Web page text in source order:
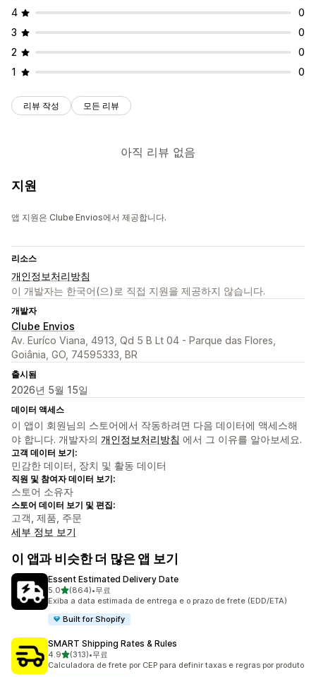
4
0
3
0
2
0
1
0
리뷰 작성 모든 리뷰
아직 리뷰 없음
지원
앱 지원은 Clube Envios에서 제공합니다.
리소스
개인정보처리방침
이 개발자는 한국어(으)로 직접 지원을 제공하지 않습니다.
개발자
Clube Envios
Av. Euríco Viana, 4913, Qd 5 B Lt 04 - Parque das Flores,
Goiânia, GO, 74595333, BR
출시됨
2026년 5월 15일
데이터 액세스
이 앱이 회원님의 스토어에서 작동하려면 다음 데이터에 액세스해
야 합니다. 개발자의 개인정보처리방침 에서 그 이유를 알아보세요.
고객 데이터 보기:
민감한 데이터, 장치 및 활동 데이터
직원 및 참여자 데이터 보기:
스토어 소유자
스토어 데이터 보기 및 편집:
고객, 제품, 주문
세부 정보 보기
이 앱과 비슷한 더 많은 앱 보기
Essent Estimated Delivery Date
5.0별 5개 중
(864)
총 리뷰 864개
•무료
Exiba a data estimada de entrega e o prazo de frete (EDD/ETA)
Built for Shopify
SMART Shipping Rates & Rules
4.9별 5개 중
(313)
총 리뷰 313개
•무료
Calculadora de frete por CEP para definir taxas e regras por produto